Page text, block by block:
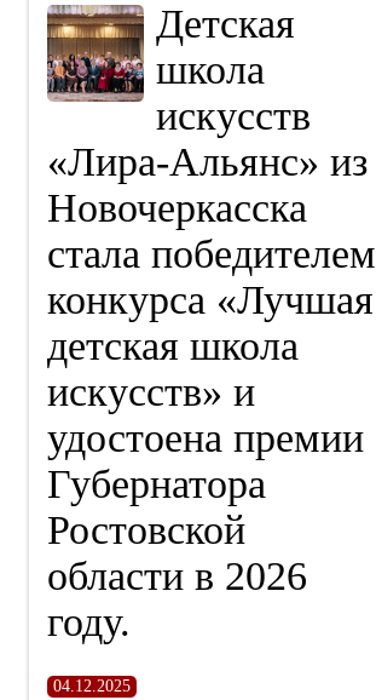
Детская
школа
искусств
«Лира‑Альянс» из
Новочеркасска
стала победителем
конкурса «Лучшая
детская школа
искусств» и
удостоена премии
Губернатора
Ростовской
области в 2026
году.
04.12.2025